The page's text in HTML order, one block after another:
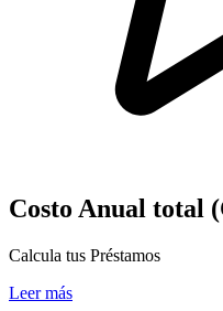
Costo Anual total
Calcula tus Préstamos
Leer más